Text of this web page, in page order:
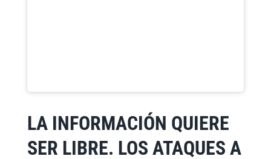
LA INFORMACIÓN QUIERE
SER LIBRE. LOS ATAQUES A